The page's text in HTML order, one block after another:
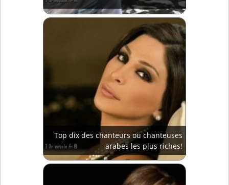
Top dix des chanteurs ou chanteuses
arabes les plus riches!